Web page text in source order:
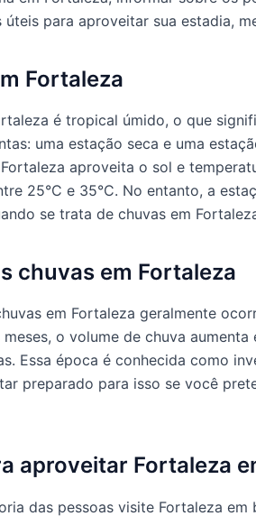
para aproveitar sua estadia,
Fortaleza
é tropical úmido, o que
uma estação seca e uma
aproveita o sol e
25°C e 35°C. No entanto, a
se trata de chuvas em
chuvas em Fortaleza
em Fortaleza geralmente
meses, o volume de chuva
Essa época é conhecida como
preparado para isso se você
aproveitar Fortaleza
das pessoas visite Fortaleza